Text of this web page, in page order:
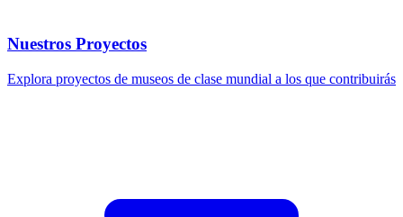
Nuestros Proyectos
Explora proyectos de museos de clase mundial a los que contribuirás